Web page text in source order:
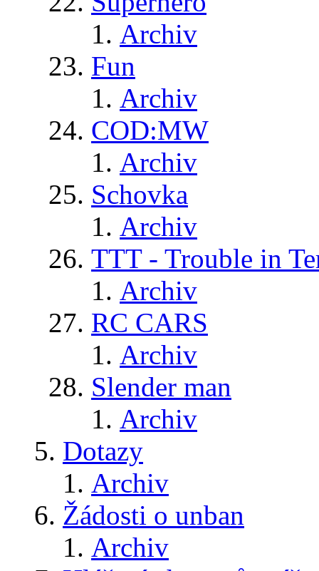
Archiv
Fun
Archiv
COD:MW
Archiv
Schovka
Archiv
TTT - Trouble in
Archiv
RC CARS
Archiv
Slender man
Archiv
Dotazy
Archiv
Žádosti o unban
Archiv